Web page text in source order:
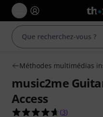
Méthodes multimédias
music2me
Access
4.7 étoiles
(3)